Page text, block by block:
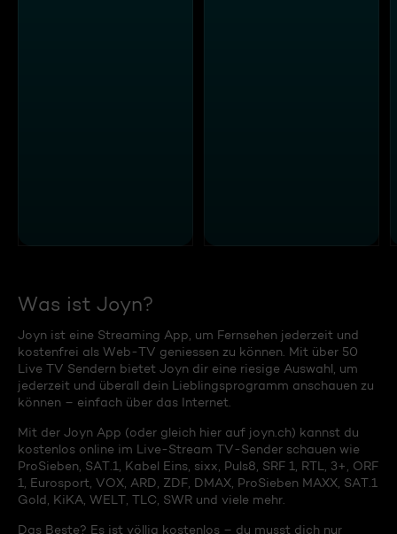
Was ist Joyn?
Joyn ist eine Streaming App, um Fernsehen jederzeit und
kostenfrei als Web-TV geniessen zu können. Mit über 50
Live TV Sendern bietet Joyn dir eine riesige Auswahl, um
jederzeit und überall dein Lieblingsprogramm anschauen zu
können – einfach über das Internet.
Mit der Joyn App (oder gleich hier auf joyn.ch) kannst du
kostenlos online im Live-Stream TV-Sender schauen wie
ProSieben, SAT.1, Kabel Eins, sixx, Puls8, SRF 1, RTL, 3+, ORF
1, Eurosport, VOX, ARD, ZDF, DMAX, ProSieben MAXX, SAT.1
Gold, KiKA, WELT, TLC, SWR und viele mehr.
Das Beste? Es ist völlig kostenlos – du musst dich nur